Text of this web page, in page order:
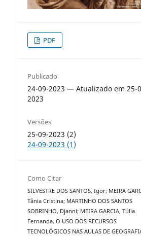
PDF
Publicado
24-09-2023 — Atualizado em 25-
2023
Versões
25-09-2023 (2)
24-09-2023 (1)
Como Citar
SILVESTRE DOS SANTOS, Igor; MEIRA
Tânia Cristina; MARTINHO DOS SANTOS
SOBRINHO, Djanni; MEIRA GARCIA, Túlia
Fernanda. O USO DOS RECURSOS
TECNOLÓGICOS NAS AULAS DE